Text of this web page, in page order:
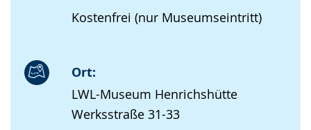
Kostenfrei (nur Museumseintritt)
Ort:
LWL-Museum Henrichshütte
Werksstraße 31-33